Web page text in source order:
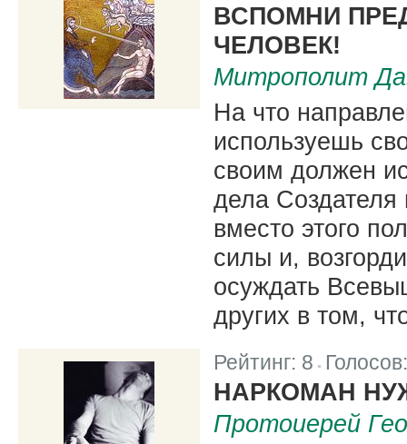
ВСПОМНИ
ЧЕЛОВЕК!
Митрополит
На что
используешь
своим должен
дела Создателя
вместо этого
силы и,
осуждать
других в том,
Рейтинг: 8
НАРКОМАН
Протоиерей